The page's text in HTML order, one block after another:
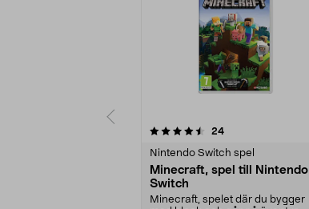
24recensioner
Nintendo Switch spel
Minecraft, spel till Nintendo
Switch
Minecraft, spelet där du bygger
5.0 av 5 stjärnor